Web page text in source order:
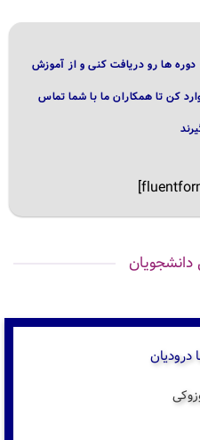
ها رو دریافت کنی و از آموزش
کن تا همکاران ما با شما تماس
درودیان